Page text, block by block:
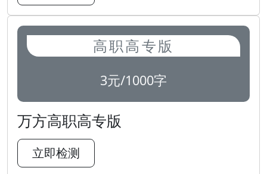
高职高专版
3元/1000字
万方高职高专版
立即检测